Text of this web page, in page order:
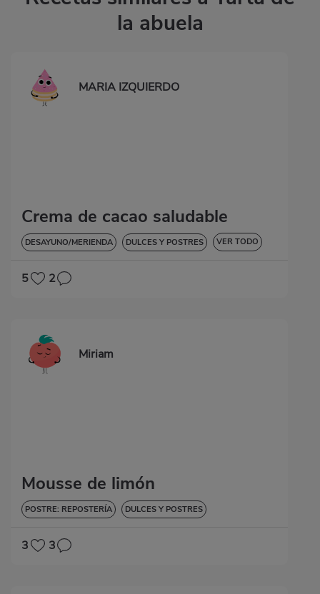
la abuela
MARIA IZQUIERDO
Crema de cacao saludable
DESAYUNO/MERIENDA DULCES Y POSTRES VER TODO
5 2
Miriam
Mousse de limón
POSTRE: REPOSTERÍA DULCES Y POSTRES
3 3